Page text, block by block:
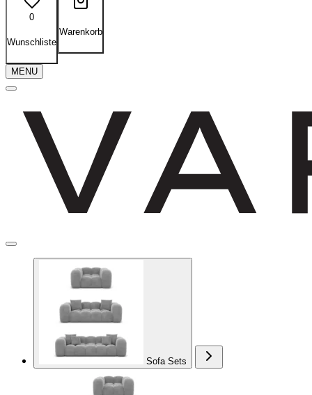
0
Wunschliste
Warenkorb
MENU
Sofa Sets